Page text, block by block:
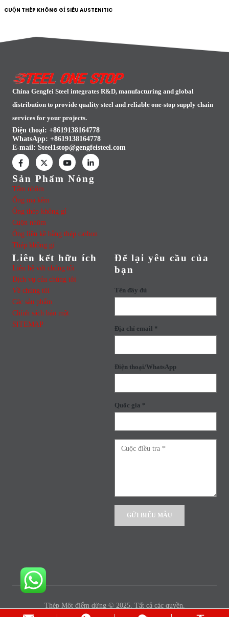
CUỘN THÉP KHÔNG GỈ SIÊU AUSTENITIC
China Gengfei Steel integrates R&D, manufacturing and global
distribution to provide quality steel and reliable one-stop supply chain
services for your projects.
Điện thoại: +8619138164778
WhatsApp: +8619138164778
E-mail: Steel1stop@gengfeisteel.com
Sản Phẩm Nóng
Tấm nhôm
Ống mạ kẽm
Ống thép không gỉ
Cuộn nhôm
Ống liền kề bằng thép carbon
Thép không gỉ
Liên kết hữu ích
Liên hệ với chúng tôi
Dịch vụ của chúng tôi
Về chúng tôi
Các sản phẩm
Chính sách bảo mật
SITEMAP
Để lại yêu cầu của
bạn
Tên đầy đủ
Địa chỉ email *
Điện thoại/WhatsApp
Quốc gia *
Thép Một điểm dừng © 2025. Tất cả các quyền.